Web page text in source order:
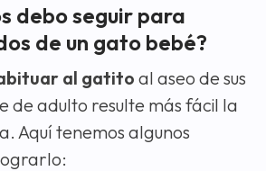
debo seguir para
de un gato bebé?
al gatito al aseo de sus
de adulto resulte más fácil la
Aquí tenemos algunos